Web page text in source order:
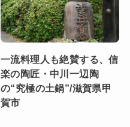
一流料理人も絶賛する、信
楽の陶匠・中川一辺陶
の“究極の土鍋”/滋賀県甲
賀市